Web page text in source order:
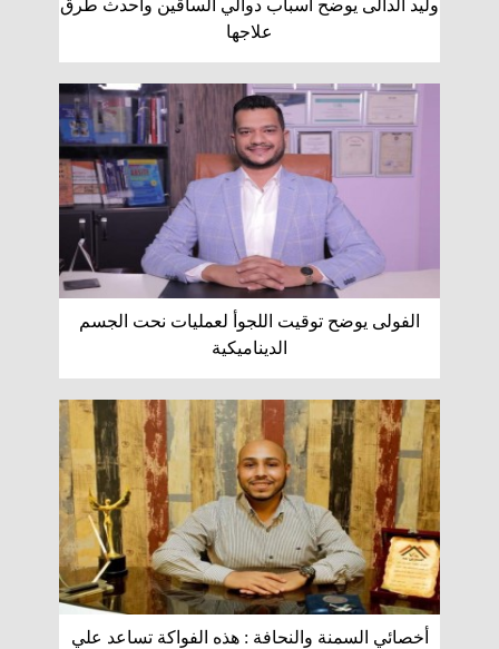
وليد الدالى يوضح اسباب دوالي الساقين وأحدث طرق
علاجها
الفولى يوضح توقيت اللجوأ لعمليات نحت الجسم
الديناميكية
أخصائي السمنة والنحافة : هذه الفواكة تساعد علي